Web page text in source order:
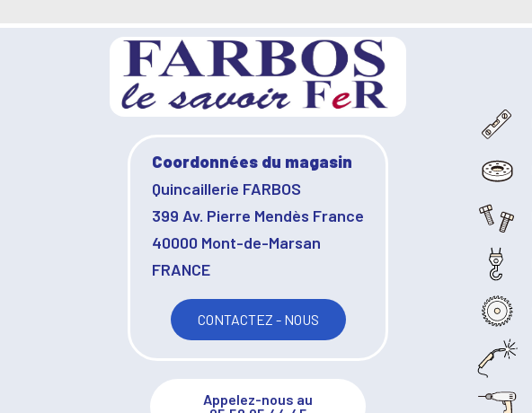
Coordonnées du magasin
Quincaillerie FARBOS
399 Av. Pierre Mendès France
40000 Mont-de-Marsan
FRANCE
CONTACTEZ - NOUS
Appelez-nous au